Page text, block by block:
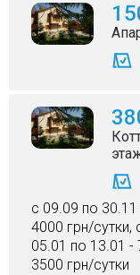
c 09.09 по
4000 грн/сутки,
05.01 по 13.01 -
3500 грн/сутки